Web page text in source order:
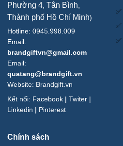
Phường 4, Tân Bình,
Thành phố Hồ Chí Minh)
Hotline: 0945.998.009
Email:
brandgiftvn@gmail.com
Email:
quatang@brandgift.vn
Website: Brandgift.vn
Kết nối: Facebook | Twiter |
Linkedin | Pinterest
✅
✅
✅
Chính sách